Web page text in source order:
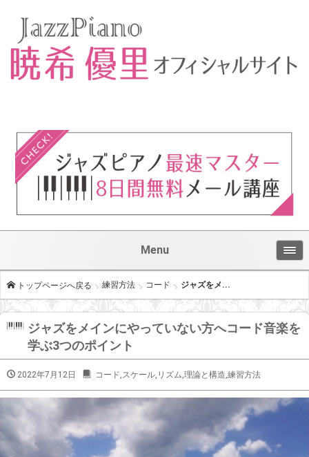
Menu
トップページへ戻る 練習方法 コード ジャズをメ...
ジャズをメインにやっていない方へコード音楽を
学ぶ3つのポイント
2022年7月12日 コード,スケール, リズム,理論と構造,練習方法